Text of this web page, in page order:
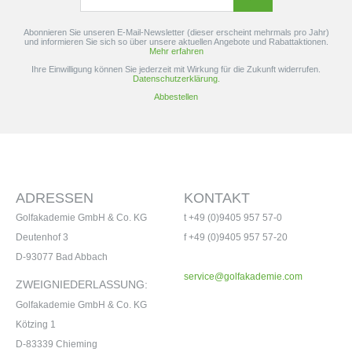
Abonnieren Sie unseren E-Mail-Newsletter (dieser erscheint mehrmals pro Jahr)
und informieren Sie sich so über unsere aktuellen Angebote und Rabattaktionen.
Mehr erfahren
Ihre Einwilligung können Sie jederzeit mit Wirkung für die Zukunft widerrufen.
Datenschutzerklärung.
Abbestellen
KONTAKT
t +49 (0)9405 957 57-0
f +49 (0)9405 957 57-20
service@golfakademie.com
ADRESSEN
Golfakademie GmbH & Co. KG
Deutenhof 3
D-93077 Bad Abbach
ZWEIGNIEDERLASSUNG:
Golfakademie GmbH & Co. KG
Kötzing 1
D-83339 Chieming